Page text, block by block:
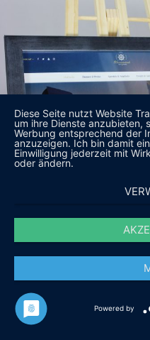
Diese Seite nutzt Website
um ihre Dienste anzubieten,
Werbung entsprechend der
anzuzeigen. Ich bin damit
Einwilligung jederzeit mit
oder ändern.
Powered by